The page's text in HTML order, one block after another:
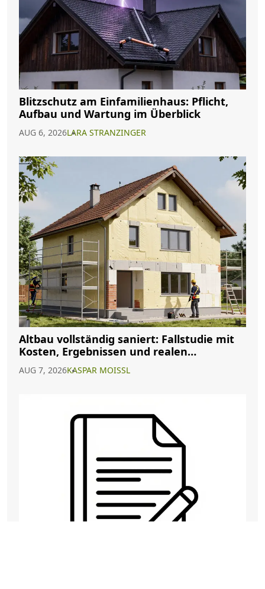
Blitzschutz am Einfamilienhaus: Pflicht,
Aufbau und Wartung im Überblick
AUG 6, 2026LARA STRANZINGER
Altbau vollständig saniert: Fallstudie mit
Kosten, Ergebnissen und realen
AUG 7, 2026KASPAR MOISSL